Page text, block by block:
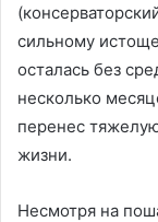
сильному
осталась без
несколько
перенес
жизни.
Несмотря на